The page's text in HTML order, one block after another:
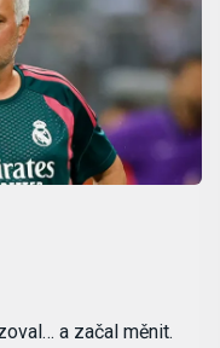
a začal měnit.